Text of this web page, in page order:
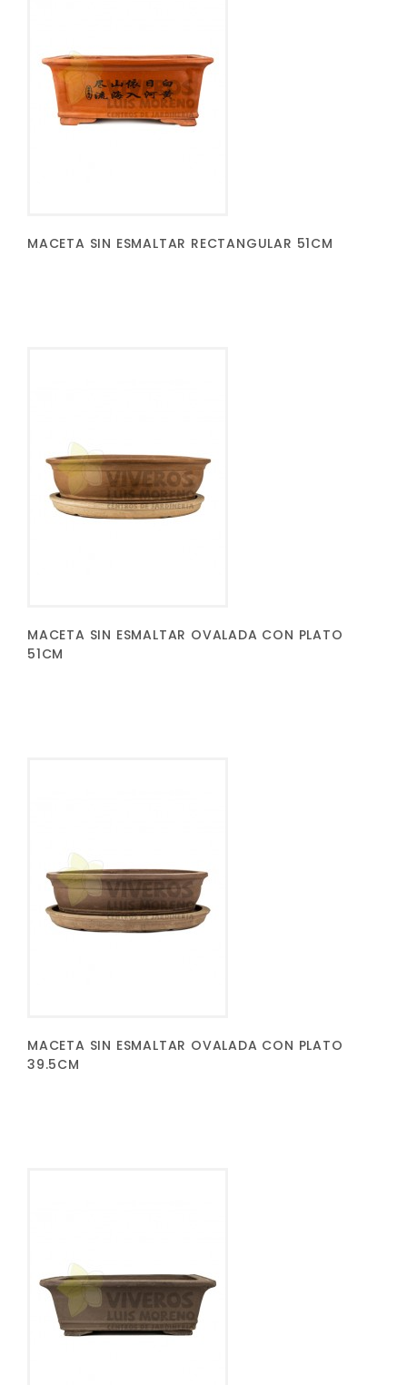
MACETA SIN ESMALTAR RECTANGULAR 51CM
MACETA SIN ESMALTAR OVALADA CON PLATO
51CM
MACETA SIN ESMALTAR OVALADA CON PLATO
39.5CM